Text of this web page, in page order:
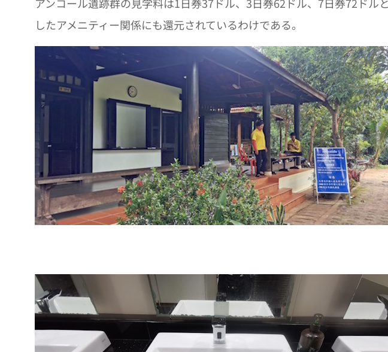
したアメニティー関係にも還元されているわけである。